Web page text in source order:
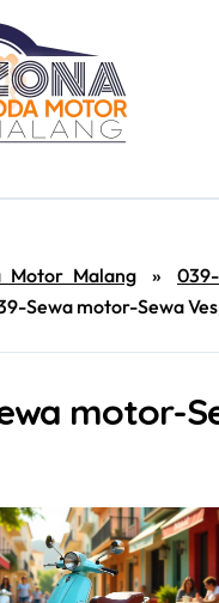
Motor Malang »
Sewa motor-Sewa
motor-